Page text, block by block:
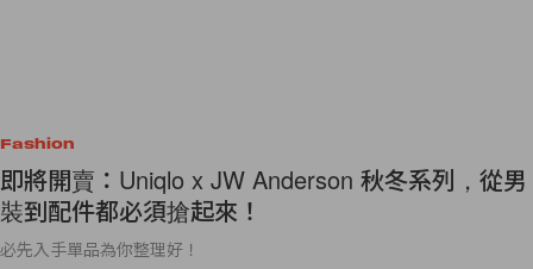
Fashion
即將開賣：Uniqlo x JW Anderson 秋冬系列，從男
裝到配件都必須搶起來！
必先入手單品為你整理好！